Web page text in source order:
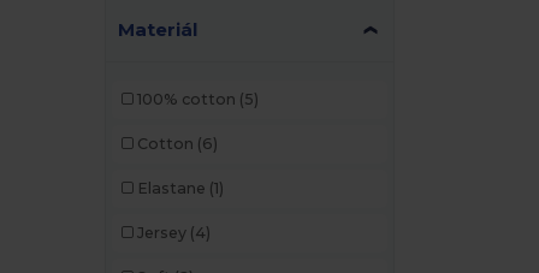
Build Your Brand
Case Logic
Caterpillar (2)
CG International
Materiál
100% cotton (5)
Cotton (6)
Elastane (1)
Jersey (4)